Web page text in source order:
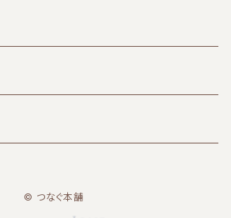
© つなぐ本舗